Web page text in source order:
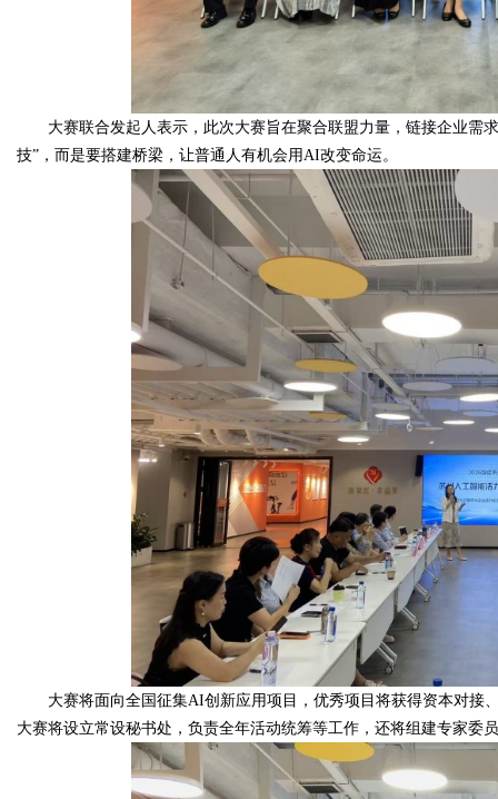
d
大赛联合发起人表示，此次大赛旨在聚合联盟力量，链接企业需
技”，而是要搭建桥梁，让普通人有机会用AI改变命运。
大赛将面向全国征集AI创新应用项目，优秀项目将获得资本对接
大赛将设立常设秘书处，负责全年活动统筹等工作，还将组建专家委